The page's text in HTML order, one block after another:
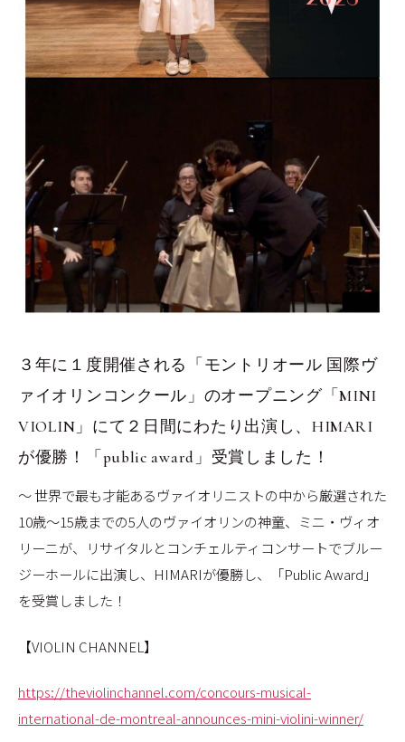
３年に１度開催される「モントリオール 国際ヴ
ァイオリンコンクール」のオープニング「MINI
VIOLIN」にて２日間にわたり出演し、HIMARI
が優勝！「public award」受賞しました！
〜 世界で最も才能あるヴァイオリニストの中から厳選された
10歳〜15歳までの5人のヴァイオリンの神童、ミニ・ヴィオ
リーニが、リサイタルとコンチェルティコンサートでブルー
ジーホールに出演し、HIMARIが優勝し、「Public Award」
を受賞しました！
【VIOLIN CHANNEL】
https://theviolinchannel.com/concours-musical-
international-de-montreal-announces-mini-violini-winner/